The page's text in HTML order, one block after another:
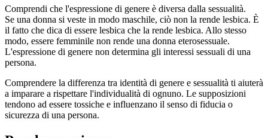
Comprendi che l'espressione di genere è diversa dalla sessualità.
Se una donna si veste in modo maschile, ciò non la rende lesbica. È
il fatto che dica di essere lesbica che la rende lesbica. Allo stesso
modo, essere femminile non rende una donna eterosessuale.
L'espressione di genere non determina gli interessi sessuali di una
persona.
Comprendere la differenza tra identità di genere e sessualità ti aiuterà
a imparare a rispettare l'individualità di ognuno. Le supposizioni
tendono ad essere tossiche e influenzano il senso di fiducia o
sicurezza di una persona.